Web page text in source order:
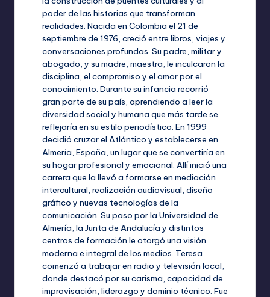
poder de las historias que transforman
realidades. Nacida en Colombia el 21 de
septiembre de 1976, creció entre libros, viajes y
conversaciones profundas. Su padre, militar y
abogado, y su madre, maestra, le inculcaron la
disciplina, el compromiso y el amor por el
conocimiento. Durante su infancia recorrió
gran parte de su país, aprendiendo a leer la
diversidad social y humana que más tarde se
reflejaría en su estilo periodístico. En 1999
decidió cruzar el Atlántico y establecerse en
Almería, España, un lugar que se convertiría en
su hogar profesional y emocional. Allí inició una
carrera que la llevó a formarse en mediación
intercultural, realización audiovisual, diseño
gráfico y nuevas tecnologías de la
comunicación. Su paso por la Universidad de
Almería, la Junta de Andalucía y distintos
centros de formación le otorgó una visión
moderna e integral de los medios. Teresa
comenzó a trabajar en radio y televisión local,
donde destacó por su carisma, capacidad de
improvisación, liderazgo y dominio técnico. Fue